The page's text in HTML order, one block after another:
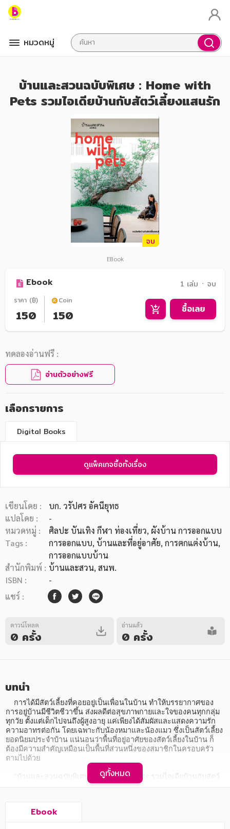
หมวดหมู่
หมวดหมู่หนังสือ
หมวดหมู่ยอดนิยม
หนังสือเสียง
โปรโมชั่นลดราคา
อาหาร สุขภาพ การแพทย์
ศิลปะ บันเทิง กีฬา ท่องเที่ยว
สังคม วัฒนธรรม การปกครอง ศาสนาและปรัชญา
ศาสนา และปรัชญา
กฎหมาย สัญญา ภาษี
นิตยสาร หนังสือพิมพ์
บ้านและสวนฉบับพิเศษ : Home with
Pets รวมไอเดียบ้านกับสัตว์เลี้ยงแสนรัก
จบ
EBook
Ebook 1 เล่ม ᛫ จบ
ราคา (฿)
150
Coin
150 ซื้อเลย
ทดลองอ่านฟรี :
อ่านตัวอย่างฟรี
เลือกรายการ
Digital Books
ดูแพ็คเกจซื้อทั้งเรื่อง
เขียนโดย :
บก. วรัปศร อัคนียุทธ
แปลโดย :
-
หมวดหมู่ :
ศิลปะ บันเทิง กีฬา ท่องเที่ยว, ผังบ้าน การออกแบบ
Tags :
การออกแบบ, บ้านและที่อยู่อาศัย, การตกแต่งบ้าน,
การออกแบบบ้าน
สำนักพิมพ์ : บ้านและสวน, สนพ.
ISBN :
-
แชร์ :
ดาวน์โหลด
0 ครั้ง
อ่านแล้ว
0 ครั้ง
บทนำ
การอยู่บ้านมีชีวิตชีวาขึ้น ส่งผลดีต่อสุขภาพกายและใจของคนทุกกลุ่ม
ทุกวัย ตั้งแต่เด็กไปจนถึงผู้สูงอายุ แค่เพียงได้สัมผัสและแสดงความรัก
ความอาทรต่อกัน โดยเฉพาะกับน้องหมาและน้องแมว ซึ่งเป็นสัตว์เลี้ยง
ยอดนิยมประจำบ้าน แน่นอนว่าพื้นที่อยู่อาศัยของสัตว์เลี้ยงในบ้าน ก็
ต้องมีความสำคัญเหมือนเป็นพื้นที่ส่วนหนึ่งของสมาชิกในครอบครัว
ตามไปด้วย
"บ้านและสวนฉบับพิเศษ : Home with Pets รวมไอเดียบ้านกับสัตว์
เลี้ยงแสนรัก" เล่มนี้ จึงได้รวบรวมบ้านที่ออกแบบตกแต่งสวยงาม แถม
ส่วนตัว หรือที่นอนสุดนุ่ม นอกจากนี้ยังมีภาพความน่ารักและความ
ดูทั้งหมด
Ebook